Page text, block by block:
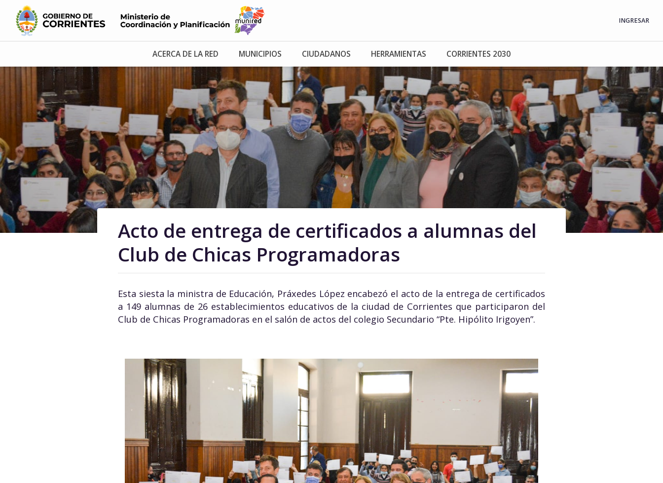
INGRESAR
ACERCA DE LA RED MUNICIPIOS CIUDADANOS HERRAMIENTAS CORRIENTES 2030
Acto de entrega de certificados a alumnas del
Club de Chicas Programadoras
Esta siesta la ministra de Educación, Práxedes López encabezó el acto de la entrega de certificados
a 149 alumnas de 26 establecimientos educativos de la ciudad de Corrientes que participaron del
Club de Chicas Programadoras en el salón de actos del colegio Secundario “Pte. Hipólito Irigoyen”.